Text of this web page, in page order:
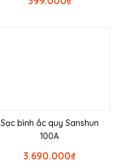
Sạc bình ắc quy Sanshun
100A
₫
3.690.000